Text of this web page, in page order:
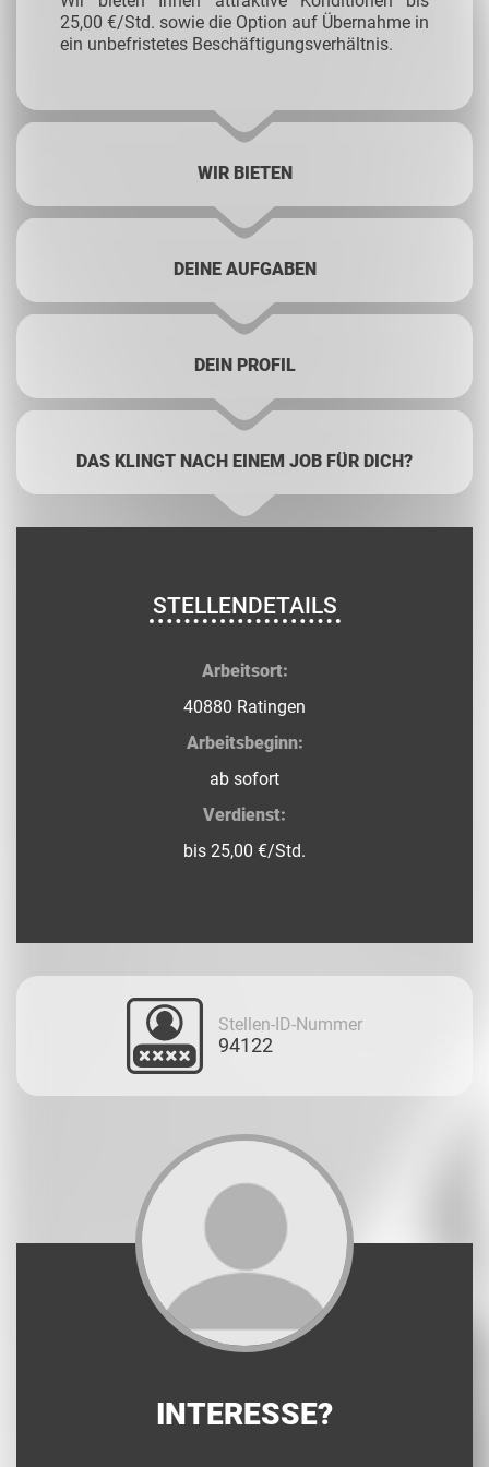
25,00 €/Std. sowie die Option auf Übernahme in
ein unbefristetes Beschäftigungsverhältnis.
WIR BIETEN
DEINE AUFGABEN
DEIN PROFIL
DAS KLINGT NACH EINEM JOB FÜR DICH?
STELLENDETAILS
Arbeitsort:
40880 Ratingen
Arbeitsbeginn:
ab sofort
Verdienst:
bis 25,00 €/Std.
Stellen-ID-Nummer
94122
INTERESSE?